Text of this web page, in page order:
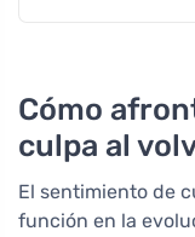
Cómo
culpa al
El sentimiento de
función en la